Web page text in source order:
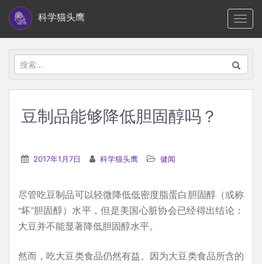
i
科学猫头鹰
搜
索：
豆制品能够降低胆固醇吗？
2017年1月7日 科学猫头鹰 健闻
尽管吃豆制品可以轻微降低低密度脂蛋白胆固醇（或称
“坏”胆固醇）水平，但是美国心脏协会已经得出结论：
大豆并不能显著降低胆固醇水平。
然而，吃大豆类食品仍然有益。因为大豆类食品所含的